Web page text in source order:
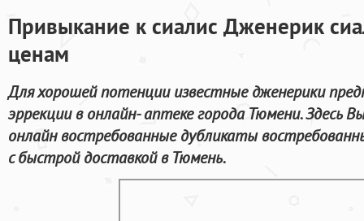
Привыкание к сиалис Дженерик
ценам
Для хорошей потенции известные дженерики
эррекции в онлайн- аптеке города Тюмени. Здесь
онлайн востребованные дубликаты
с быстрой доставкой в Тюмень.